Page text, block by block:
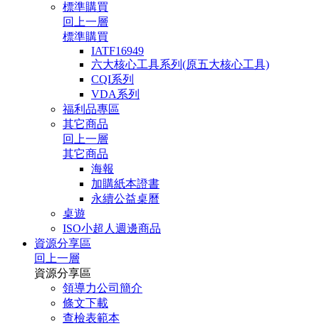
標準購買
回上一層
標準購買
IATF16949
六大核心工具系列(原五大核心工具)
CQI系列
VDA系列
福利品專區
其它商品
回上一層
其它商品
海報
加購紙本證書
永續公益桌曆
桌遊
ISO小超人週邊商品
資源分享區
回上一層
資源分享區
領導力公司簡介
條文下載
查檢表範本